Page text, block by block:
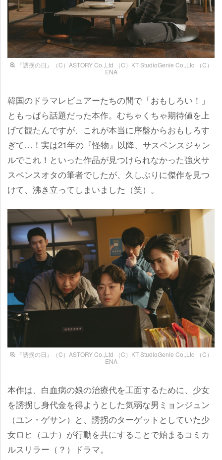
『誘拐の日』（C）ASTORY Co.,Ltd （C）KT StudioGenie Co.,Ltd （C）
ENA
韓国のドラマレビュアーたちの間で「おもしろい！」
ともっぱら話題だった本作。むちゃくちゃ期待値を上
げて観たんですが、これが本当に序盤からおもしろす
ぎて…！実は21年の『怪物』以降、サスペンスジャン
ルでこれ！といった作品が見つけられなかった強火サ
スペンスオタの筆者でしたが、久しぶりに傑作を見つ
けて、沸き立ってしまいました（笑）。
『誘拐の日』（C）ASTORY Co.,Ltd （C）KT StudioGenie Co.,Ltd （C）
ENA
本作は、白血病の娘の治療代を工面するために、少女
を誘拐し身代金を得ようとした気弱な男ミョンジュン
（ユン・ゲサン）と、誘拐のターゲットとしていた少
女ロヒ（ユナ）が行動を共にすることで始まるコミカ
ルスリラー（？）ドラマ。